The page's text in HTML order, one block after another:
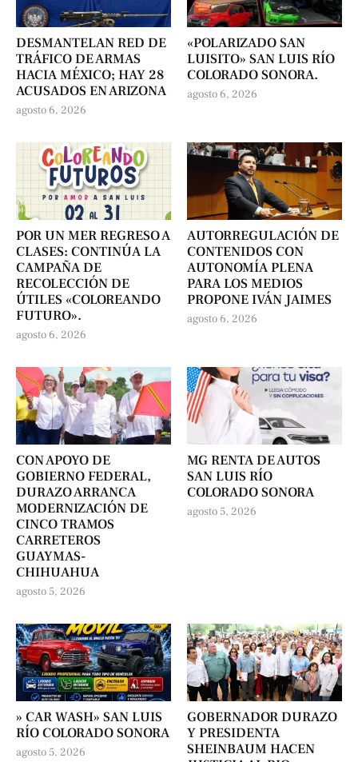
DESMANTELAN RED DE
TRÁFICO DE ARMAS
HACIA MÉXICO; HAY 28
ACUSADOS EN ARIZONA
agosto 6, 2026
«POLARIZADO SAN
LUISITO» SAN LUIS RÍO
COLORADO SONORA.
agosto 6, 2026
POR UN MER REGRESO A
CLASES: CONTINÚA LA
CAMPAÑA DE
RECOLECCIÓN DE
ÚTILES «COLOREANDO
FUTURO».
agosto 6, 2026
AUTORREGULACIÓN DE
CONTENIDOS CON
AUTONOMÍA PLENA
PARA LOS MEDIOS
PROPONE IVÁN JAIMES
agosto 6, 2026
CON APOYO DE
GOBIERNO FEDERAL,
DURAZO ARRANCA
MODERNIZACIÓN DE
CINCO TRAMOS
CARRETEROS
GUAYMAS-
CHIHUAHUA
agosto 5, 2026
MG RENTA DE AUTOS
SAN LUIS RÍO
COLORADO SONORA
agosto 5, 2026
» CAR WASH» SAN LUIS
RÍO COLORADO SONORA
agosto 5, 2026
GOBERNADOR DURAZO
Y PRESIDENTA
SHEINBAUM HACEN